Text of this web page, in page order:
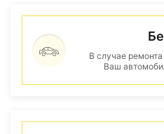
В случае
Ваш